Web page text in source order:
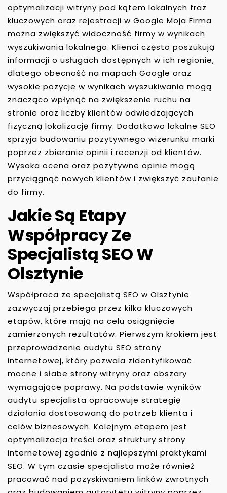
optymalizacji witryny pod kątem lokalnych fraz
kluczowych oraz rejestracji w Google Moja Firma
można zwiększyć widoczność firmy w wynikach
wyszukiwania lokalnego. Klienci często poszukują
informacji o usługach dostępnych w ich regionie,
dlatego obecność na mapach Google oraz
wysokie pozycje w wynikach wyszukiwania mogą
znacząco wpłynąć na zwiększenie ruchu na
stronie oraz liczby klientów odwiedzających
fizyczną lokalizację firmy. Dodatkowo lokalne SEO
sprzyja budowaniu pozytywnego wizerunku marki
poprzez zbieranie opinii i recenzji od klientów.
Wysoka ocena oraz pozytywne opinie mogą
przyciągnąć nowych klientów i zwiększyć zaufanie
do firmy.
Jakie Są Etapy
Współpracy Ze
Specjalistą SEO W
Olsztynie
Współpraca ze specjalistą SEO w Olsztynie
zazwyczaj przebiega przez kilka kluczowych
etapów, które mają na celu osiągnięcie
zamierzonych rezultatów. Pierwszym krokiem jest
przeprowadzenie audytu SEO strony
internetowej, który pozwala zidentyfikować
mocne i słabe strony witryny oraz obszary
wymagające poprawy. Na podstawie wyników
audytu specjalista opracowuje strategię
działania dostosowaną do potrzeb klienta i
celów biznesowych. Kolejnym etapem jest
optymalizacja treści oraz struktury strony
internetowej zgodnie z najlepszymi praktykami
SEO. W tym czasie specjalista może również
pracować nad pozyskiwaniem linków zwrotnych